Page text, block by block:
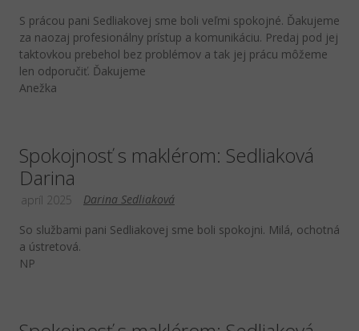
S prácou pani Sedliakovej sme boli veľmi spokojné. Ďakujeme
za naozaj profesionálny prístup a komunikáciu. Predaj pod jej
taktovkou prebehol bez problémov a tak jej prácu môžeme
len odporučiť. Ďakujeme
Anežka
Spokojnosť s maklérom: Sedliaková
Darina
Darina Sedliaková
apríl 2025
So službami pani Sedliakovej sme boli spokojni. Milá, ochotná
a ústretová.
NP